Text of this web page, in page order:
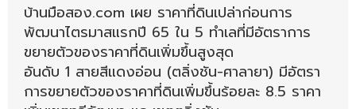
บ้านมือสอง.com เผย ราคาที่ดินเปล่าก่อนการ
พัฒนาไตรมาสแรกปี 65 ใน 5 ทำเลที่มีอัตราการ
ขยายตัวของราคาที่ดินเพิ่มขึ้นสูงสุด
อันดับ 1 สายสีแดงอ่อน (ตลิ่งชัน-ศาลายา) มีอัตรา
การขยายตัวของราคาที่ดินเพิ่มขึ้นร้อยละ 8.5 ราคา